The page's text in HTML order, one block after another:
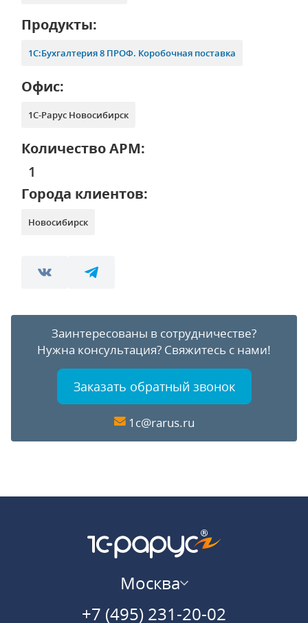
Продукты:
1С:Бухгалтерия 8 ПРОФ. Коробочная поставка
Офис:
1С-Рарус Новосибирск
Количество АРМ:
1
Города клиентов:
Новосибирск
Заинтересованы в сотрудничестве?
Нужна консультация? Свяжитесь с нами!
Заказать обратный звонок
1c@rarus.ru
Москва
+7 (495) 231-20-02